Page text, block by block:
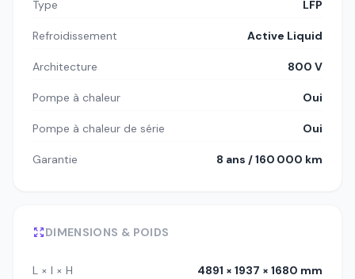
Type LFP
Refroidissement Active Liquid
Architecture 800 V
Pompe à chaleur Oui
Pompe à chaleur de série Oui
Garantie 8 ans / 160 000 km
DIMENSIONS & POIDS
L × l × H 4891 × 1937 × 1680 mm